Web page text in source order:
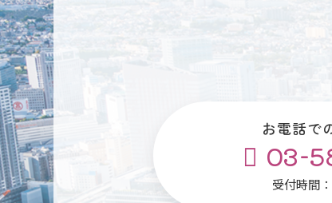
お電話で
03-
受付時間